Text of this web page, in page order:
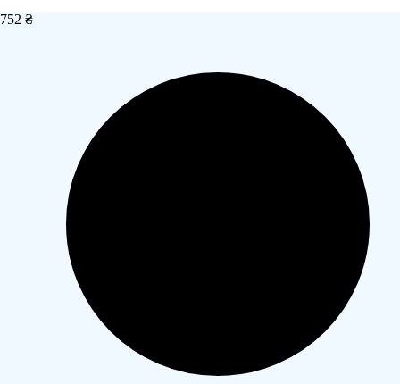
752 ₴